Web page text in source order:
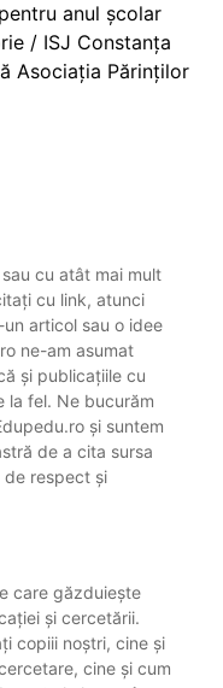
anul școlar
/ ISJ Constanța
Asociația Părinților
cu atât mai mult
cu link, atunci
articol sau o idee
ne-am asumat
și publicațiile cu
la fel. Ne bucurăm
și suntem
de a cita sursa
de respect și
care găzduiește
și cercetării.
copiii noștri, cine și
cine și cum